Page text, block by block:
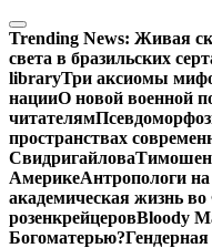
Перейти
к
содержимому
Trending News: Живая
света в бразильских
libraryТри аксиомы
нацииО новой военной
читателям
пространствах
Свидригайлова
АмерикеАнтропологи
академическая жизнь
розенкрейцеровBloody
Богоматерью?